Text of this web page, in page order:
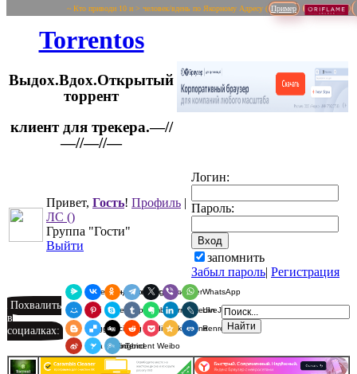
~ Кто приводи 10 и > человек/вдень по Якорному Адресу ( Пример
Torrentos
Выдох.Вдох.Открытый
торрент
Привет, Гость! Профиль |
ЛС ()
Группа "Гости"
Выйти
Логин:
Пароль:
запомнить
Забыл пароль| Регистрация
Похвалить
в
Я.Мессенджер
ВКонтакте
Одноклассники
Telegram
X ViberWhatsApp
Мой МирPinterest
SkypeTumblrEvernoteLinkedInLiveJournal